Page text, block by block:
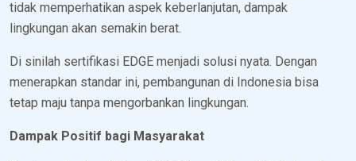
tidak memperhatikan aspek keberlanjutan, dampak
lingkungan akan semakin berat.
Di sinilah sertifikasi EDGE menjadi solusi nyata. Dengan
menerapkan standar ini, pembangunan di Indonesia bisa
tetap maju tanpa mengorbankan lingkungan.
Dampak Positif bagi Masyarakat